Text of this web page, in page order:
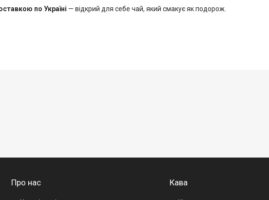
по Україні — відкрий для себе чай, який смакує як подорож.
Про нас Кава